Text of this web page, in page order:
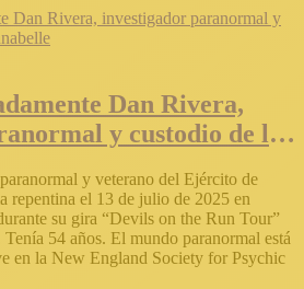
Dan Rivera,
y custodio de la
y veterano del Ejército de
repentina el 13 de julio de 2025 en
su gira “Devils on the Run Tour”
54 años. El mundo paranormal está
en la New England Society for Psychic